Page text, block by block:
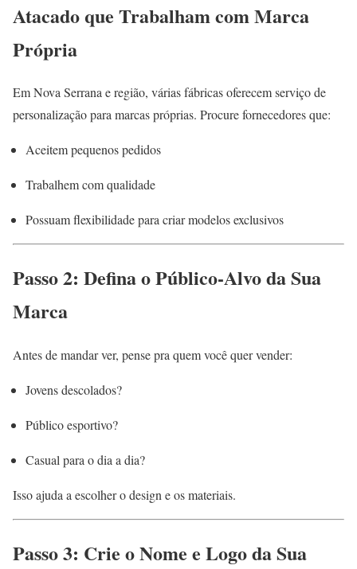
Atacado que Trabalham com Marca
Própria
Em Nova Serrana e região, várias fábricas oferecem serviço de
personalização para marcas próprias. Procure fornecedores que:
Aceitem pequenos pedidos
Trabalhem com qualidade
Possuam flexibilidade para criar modelos exclusivos
Passo 2: Defina o Público-Alvo da Sua
Marca
Antes de mandar ver, pense pra quem você quer vender:
Jovens descolados?
Público esportivo?
Casual para o dia a dia?
Isso ajuda a escolher o design e os materiais.
Passo 3: Crie o Nome e Logo da Sua